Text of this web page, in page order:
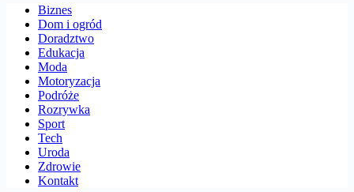
Biznes
Dom i ogród
Doradztwo
Edukacja
Moda
Motoryzacja
Podróże
Rozrywka
Sport
Tech
Uroda
Zdrowie
Kontakt